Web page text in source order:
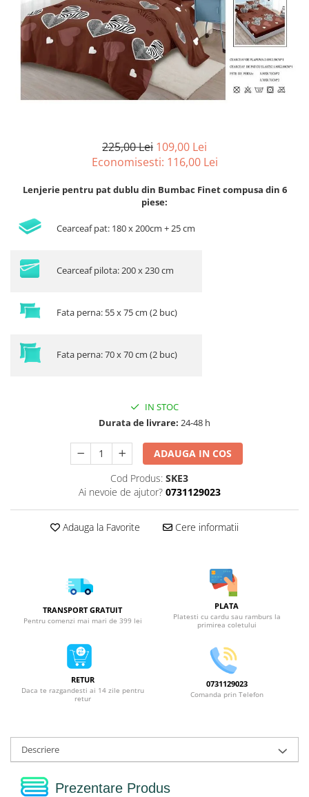
Lenjerii de pat Bumbac Poplin
Lenjerii de pat Catifea
Lenjerii de pat Damasc
Lenjerii de pat Finet + 2 Draperii
Lenjerii de pat Saten 4 piese cu
225,00 Lei 109,00 Lei
Economisesti: 116,00 Lei
Lenjerie pentru pat dublu din Bumbac Finet compusa din 6
piese:
Cearceaf pat: 180 x 200cm + 25 cm
Cearceaf pilota: 200 x 230 cm
Fata perna: 55 x 75 cm (2 buc)
Fata perna: 70 x 70 cm (2 buc)
IN STOC
Durata de livrare: 24-48 h
ADAUGA IN COS
Cod Produs: SKE3
Ai nevoie de ajutor? 0731129023
Adauga la Favorite Cere informatii
TRANSPORT GRATUIT
Pentru comenzi mai mari de 399 lei
PLATA
Platesti cu cardu sau ramburs la
primirea coletului
RETUR
Daca te razgandesti ai 14 zile pentru
retur
0731129023
Comanda prin Telefon
Descriere
Prezentare Produs